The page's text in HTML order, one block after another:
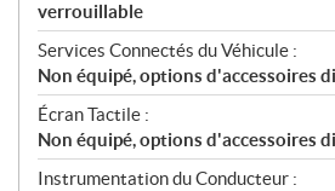
verrouillable
Services Connectés du Véhicule :
Non équipé, options d'accessoires
Écran Tactile :
Non équipé, options d'accessoires
Instrumentation du Conducteur :